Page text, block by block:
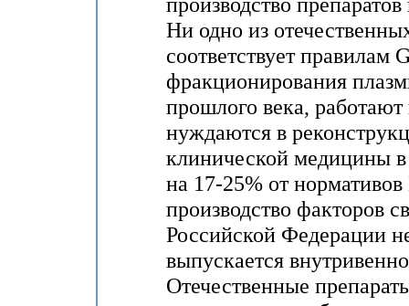
Ни одно из
соответствует
фракционирования
прошлого века,
нуждаются в
клинической медицины в
на 17-25% от
производство факторов
Российской Федерации
выпускается
Отечественные